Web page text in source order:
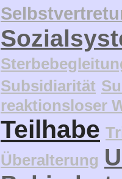
Subsidiarität
reaktionsloser
Teilhabe
Überalterung